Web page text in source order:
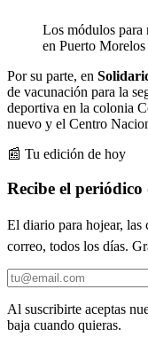
Los módulos para
en Puerto Morelos
Por su parte, en
de vacunación para la
deportiva en la colonia
nuevo y el Centro
📰 Tu edición de hoy
Recibe el
El diario para hojear,
correo, todos los días.
Al suscribirte aceptas
baja cuando quieras.